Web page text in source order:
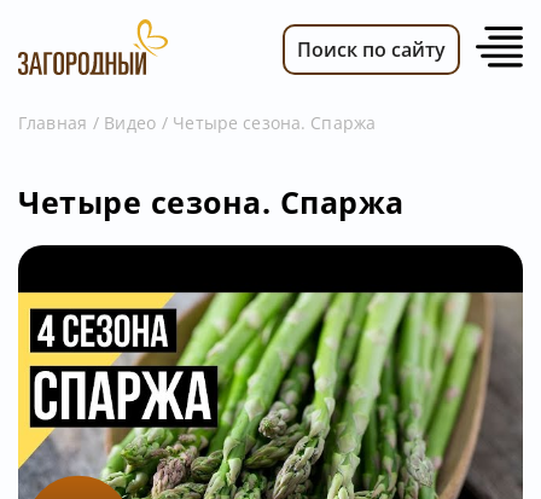
НОВОСТИ
ПЕРЕДАЧИ
ТЕЛЕПРОГРАММА
РЕКЛАМОДАТЕЛЯМ
Поиск по сайту
Главная Видео Четыре сезона. Спаржа
Четыре сезона. Спаржа